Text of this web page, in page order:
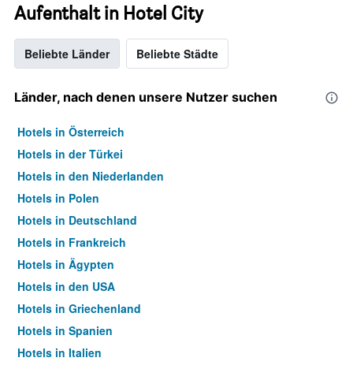
Aufenthalt in Hotel City
Beliebte Länder Beliebte Städte
Länder, nach denen unsere Nutzer suchen
Hotels in Österreich
Hotels in der Türkei
Hotels in den Niederlanden
Hotels in Polen
Hotels in Deutschland
Hotels in Frankreich
Hotels in Ägypten
Hotels in den USA
Hotels in Griechenland
Hotels in Spanien
Hotels in Italien